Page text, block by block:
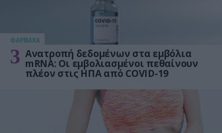
ΦΑΡΜΑΚΑ
3 Ανατροπή δεδομένων στα εμβόλια
mRNA: Οι εμβολιασμένοι πεθαίνουν
πλέον στις ΗΠΑ από COVID-19